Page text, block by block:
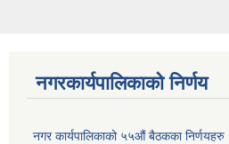
नगरकार्यपालिकाको निर्णय
नगर कार्यपालिकाको ५५औं बैठकका निर्णयहरु